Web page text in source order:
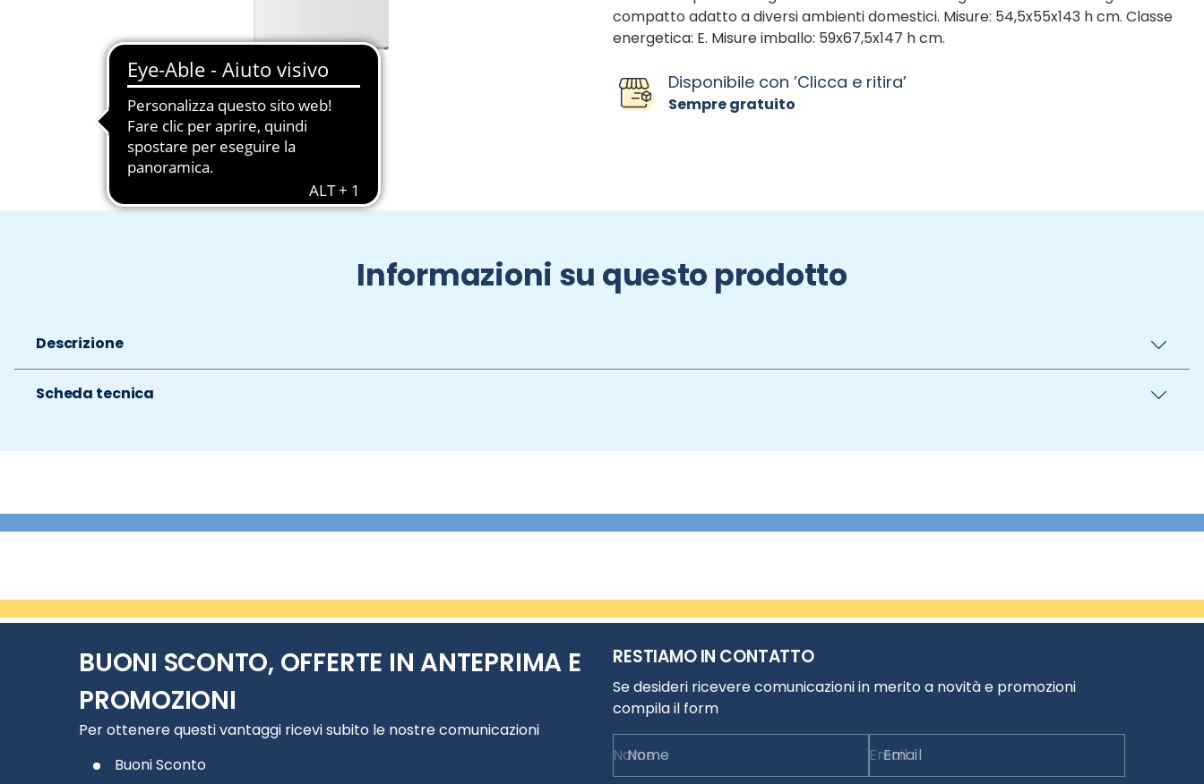
Slide 1 di 2
compatto adatto a diversi ambienti domestici. Misure: 54,5x55x143 h cm. Classe
energetica: E. Misure imballo: 59x67,5x147 h cm.
Disponibile con ’Clicca e ritira’
Sempre gratuito
Informazioni su questo prodotto
Descrizione
Scheda tecnica
BUONI SCONTO, OFFERTE IN ANTEPRIMA E
PROMOZIONI
Per ottenere questi vantaggi ricevi subito le nostre comunicazioni
Buoni Sconto
RESTIAMO IN CONTATTO
Se desideri ricevere comunicazioni in merito a novità e promozioni
compila il form
Nome Email